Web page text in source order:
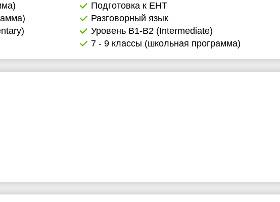
Подготовка к ЕНТ
Разговорный язык
Уровень B1-B2 (Intermediate)
7 - 9 классы (школьная программа)